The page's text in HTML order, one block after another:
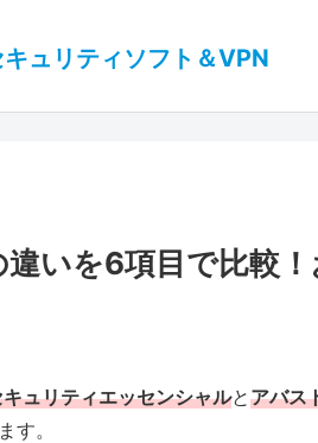
キュリティソフト＆VPN
いを6項目で比較
ュリティエッセンシャルとアバス
す。